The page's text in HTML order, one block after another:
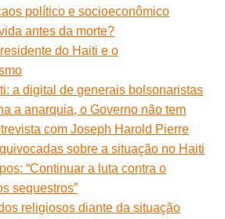
político e socioeconômico
antes da morte?
do Haiti e o
a digital de generais bolsonaristas
a anarquia, o Governo não tem
com Joseph Harold Pierre
sobre a situação no Haiti
“Continuar a luta contra o
sequestros”
religiosos diante da situação